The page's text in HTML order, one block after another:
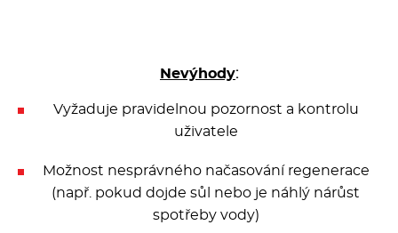
Nevýhody:
Vyžaduje pravidelnou pozornost a kontrolu
uživatele
Možnost nesprávného načasování regenerace
(např. pokud dojde sůl nebo je náhlý nárůst
spotřeby vody)